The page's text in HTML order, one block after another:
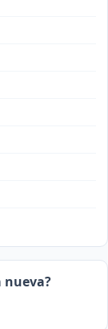
nueva?